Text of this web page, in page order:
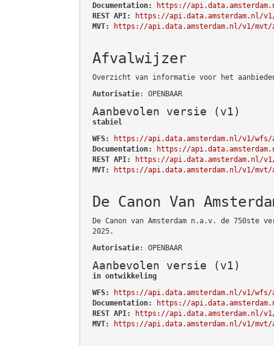
Documentation:
https://
REST API:
https://api.data.amsterdam.nl/
MVT:
https://api.data.amsterdam.nl/v1/mvt/
Afvalwijzer
Overzicht van informatie voor het
Autorisatie: OPENBAAR
Aanbevolen versie (v1)
stabiel
WFS:
https://api.data.amsterdam.nl/v1/
Documentation:
https://
REST API:
https://api.data.amsterdam.nl/
MVT:
https://api.data.amsterdam.nl/v1/
De Canon Van
De Canon van Amsterdam n.a.v. de 750ste
2025.
Autorisatie: OPENBAAR
Aanbevolen versie (v1)
in ontwikkeling
WFS:
https://api.data.amsterdam.nl/v1/wfs/
Documentation:
https://
REST API:
https://api.data.amsterdam.nl/v1/
MVT:
https://api.data.amsterdam.nl/v1/mvt/